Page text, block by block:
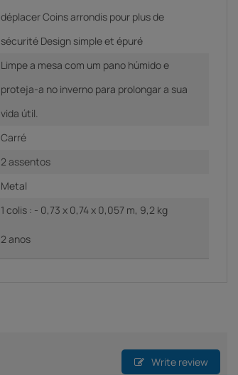
déplacer Coins arrondis pour plus de
sécurité Design simple et épuré
Limpe a mesa com um pano húmido e
proteja-a no inverno para prolongar a sua
vida útil.
Carré
2 assentos
Metal
1 colis : - 0,73 x 0,74 x 0,057 m, 9,2 kg
2 anos
Write review